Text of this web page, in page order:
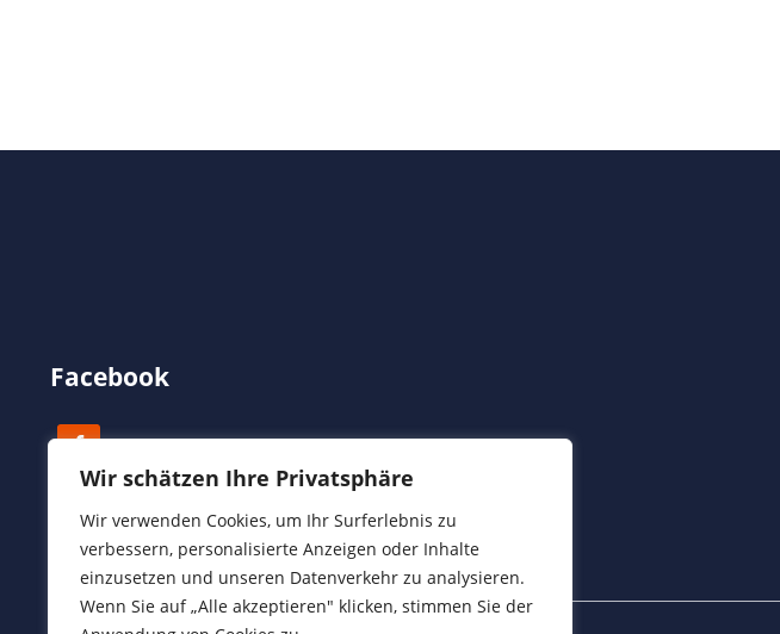
Wir schätzen Ihre Privatsphäre
Wir verwenden Cookies, um Ihr Surferlebnis zu
verbessern, personalisierte Anzeigen oder Inhalte
einzusetzen und unseren Datenverkehr zu analysieren.
Wenn Sie auf „Alle akzeptieren" klicken, stimmen Sie der
Facebook